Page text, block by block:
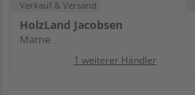
Verkauf & Versand
HolzLand Jacobsen
Marne
1 weiterer Händler